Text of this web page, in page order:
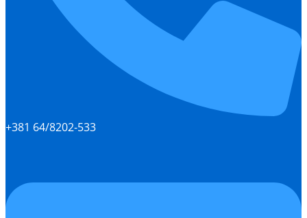
+381 64/8202-533